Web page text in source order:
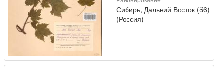
Сибирь, Дальний Восток (S6)
(Россия)